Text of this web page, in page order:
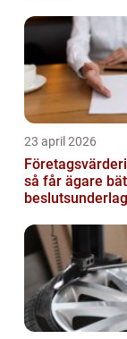
23 april 2026
så får ägare
beslutsunderlag